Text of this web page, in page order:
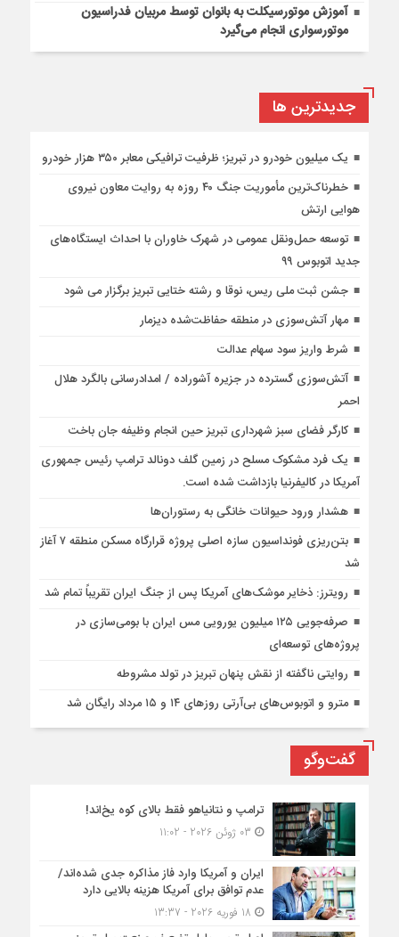
آموزش موتورسیکلت به بانوان توسط مربیان فدراسیون
موتورسواری انجام می‌گیرد
جديدترين ها
یک میلیون خودرو در تبریز؛ ظرفیت ترافیکی معابر ۳۵۰ هزار خودرو
خطرناک‌ترین مأموریت جنگ ۴۰ روزه به روایت معاون نیروی
هوایی ارتش
توسعه حمل‌ونقل عمومی در شهرک خاوران با احداث ایستگاه‌های
جدید اتوبوس ۹۹
جشن ثبت ملی ریس، نوقا و رشته ختایی تبریز برگزار می شود
مهار آتش‌سوزی در منطقه حفاظت‌شده دیزمار
شرط واریز سود سهام عدالت
آتش‌سوزی گسترده در جزیره آشوراده / امدادرسانی بالگرد هلال
احمر
کارگر فضای سبز شهرداری تبریز حین انجام وظیفه جان باخت
یک فرد مشکوک مسلح در زمین گلف دونالد ترامپ رئیس جمهوری
آمریکا در کالیفرنیا بازداشت شده است.
هشدار ورود حیوانات خانگی به رستوران‌ها
بتن‌ریزی فونداسیون سازه اصلی پروژه قرارگاه مسکن منطقه ۷ آغاز
شد
رویترز: ذخایر موشک‌های آمریکا پس از جنگ ایران تقریباً تمام شد
صرفه‌جویی ۱۲۵ میلیون یورویی مس ایران با بومی‌سازی در
پروژه‌های توسعه‌ای
روایتی ناگفته از نقش پنهان تبریز در تولد مشروطه
مترو و اتوبوس‌های بی‌آرتی روزهای ۱۴ و ۱۵ مرداد رایگان شد
گفت‌وگو
ترامپ و نتانیاهو فقط بالای کوه یخ‌اند!
ایران و آمریکا وارد فاز مذاکره جدی شده‌اند/
عدم توافق برای آمریکا هزینه بالایی دارد